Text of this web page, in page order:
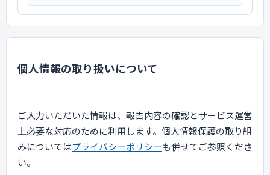
個人情報の取り扱いについて
ご入力いただいた情報は、報告内容の確認とサービス運営
上必要な対応のために利用します。個人情報保護の取り組
みについてはプライバシーポリシーも併せてご参照くださ
い。